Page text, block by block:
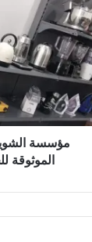
مؤسسة
الموثوقة